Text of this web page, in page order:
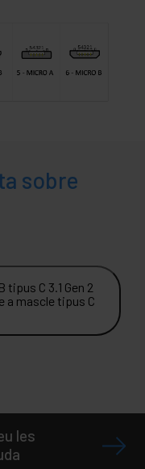
sobre
tipus C 3.1 Gen 2
a mascle tipus C
les